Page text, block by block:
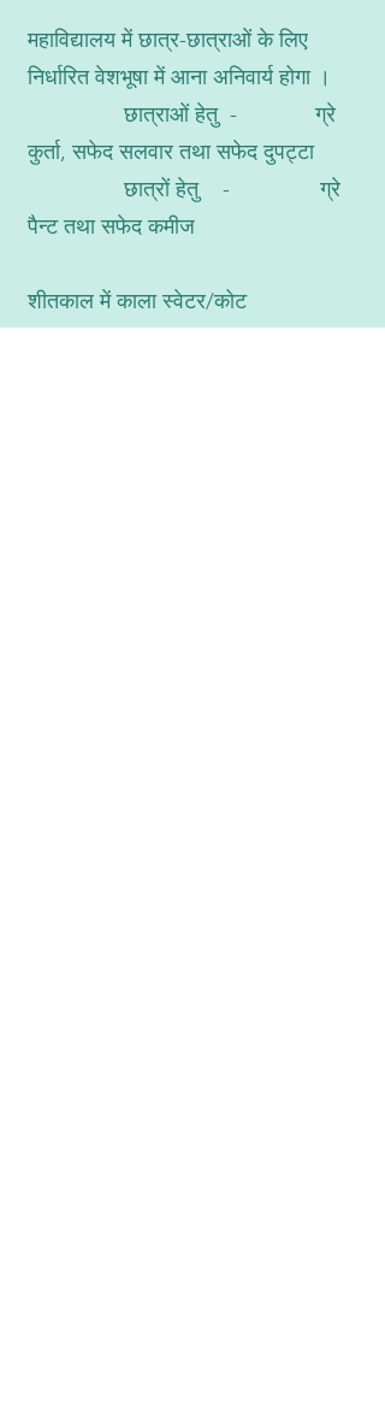
महाविद्यालय में छात्र-छात्राओं के लिए
निर्धारित वेशभूषा में आना अनिवार्य होगा ।
छात्राओं हेतु - ग्रे
कुर्ता, सफेद सलवार तथा सफेद दुपट्टा
छात्रों हेतु - ग्रे
पैन्ट तथा सफेद कमीज
शीतकाल में काला स्वेटर/कोट